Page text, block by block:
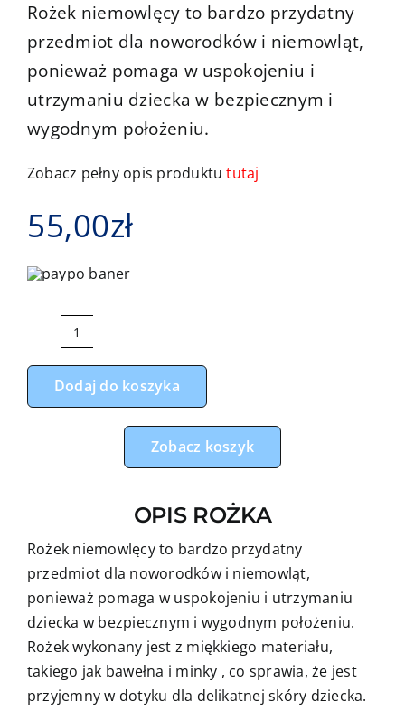
Rożek niemowlęcy to bardzo przydatny
przedmiot dla noworodków i niemowląt,
ponieważ pomaga w uspokojeniu i
utrzymaniu dziecka w bezpiecznym i
wygodnym położeniu.
Zobacz pełny opis produktututaj
55,00zł
ilość
Rożek
niemowlęcy
Dodaj do koszyka
Zobacz koszyk
OPIS ROŻKA
Rożek niemowlęcy to bardzo przydatny
przedmiot dla noworodków i niemowląt,
ponieważ pomaga w uspokojeniu i utrzymaniu
dziecka w bezpiecznym i wygodnym położeniu.
Rożek wykonany jest z miękkiego materiału,
takiego jak bawełna i minky , co sprawia, że jest
przyjemny w dotyku dla delikatnej skóry dziecka.